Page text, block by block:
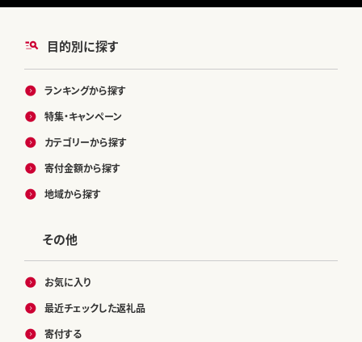
目的別に探す
ランキングから探す
特集・キャンペーン
カテゴリーから探す
寄付金額から探す
地域から探す
その他
お気に入り
最近チェックした返礼品
寄付する